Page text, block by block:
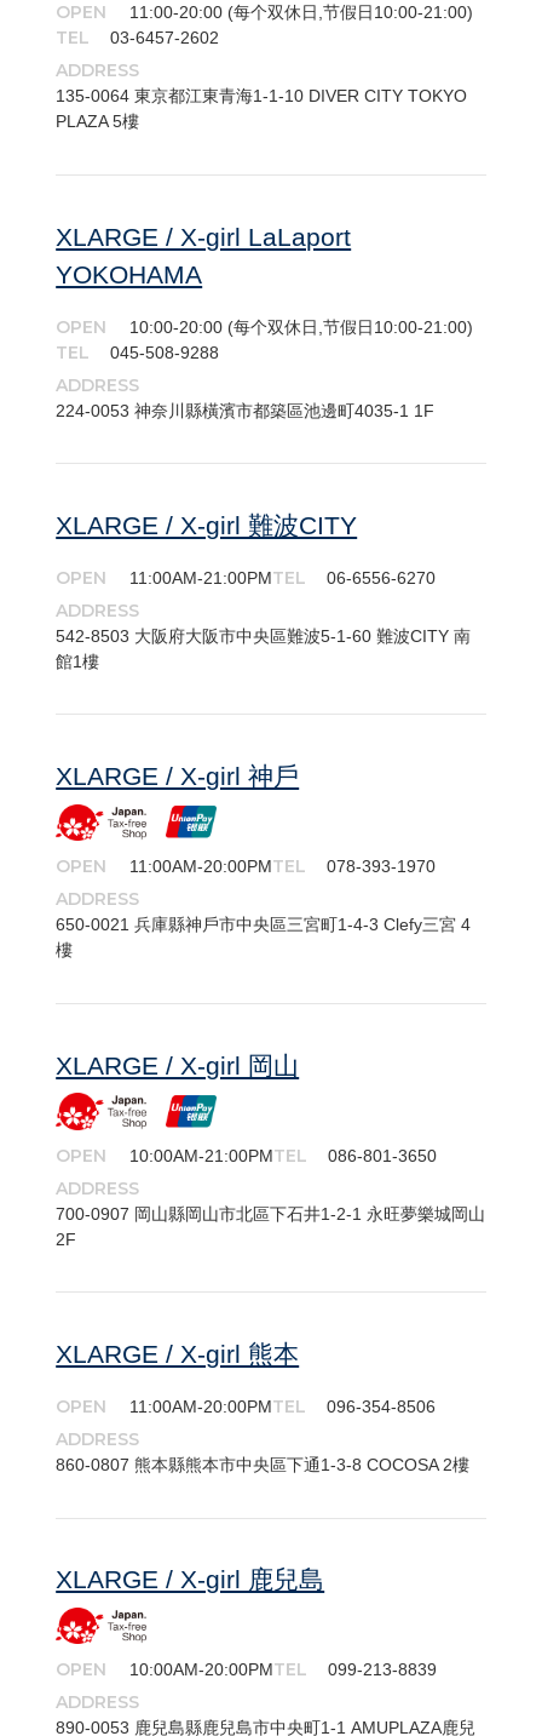
OPEN 11:00-20:00 (每个双休日,节假日10:00-21:00)
TEL 03-6457-2602
ADDRESS
135-​0064 東京都江東青海1-1-10 DIVER CITY TOKYO
PLAZA 5樓
XLARGE / X-girl LaLaport
YOKOHAMA
OPEN 10:00-20:00 (每个双休日,节假日10:00-21:00)
TEL 045-508-9288
ADDRESS
224-​0053 神奈川縣橫濱市都築區池邊町4035-1 1F
XLARGE / X-girl 難波CITY
OPEN 11:00AM-21:00PMTEL 06-6556-6270
ADDRESS
542-​8503 大阪府大阪市中央區難波5-1-60 難波CITY 南
館1樓
XLARGE / X-girl 神戶
OPEN 11:00AM-20:00PMTEL 078-393-1970
ADDRESS
650-​0021 兵庫縣神戶市中央區三宮町1-4-3 Clefy三宮 4
樓
XLARGE / X-girl 岡山
OPEN 10:00AM-21:00PMTEL 086-801-3650
ADDRESS
700-​0907 岡山縣岡山市北區下石井1-2-1 永旺夢樂城岡山
2F
XLARGE / X-girl 熊本
OPEN 11:00AM-20:00PMTEL 096-354-8506
ADDRESS
860-​0807 熊本縣熊本市中央區下通1-3-8 COCOSA 2樓
XLARGE / X-girl 鹿兒島
OPEN 10:00AM-20:00PMTEL 099-213-8839
ADDRESS
890-​0053 鹿兒島縣鹿兒島市中央町1-1 AMUPLAZA鹿兒